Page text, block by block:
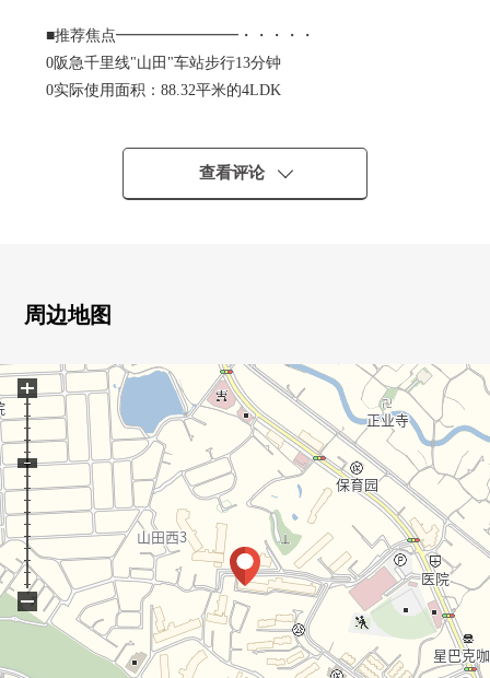
■推荐焦点━━━━━━━━・・・・・
0阪急千里线"山田"车站步行13分钟
0实际使用面积：88.32平米的4LDK
0包括LDK在内的4个房间面向阳台的亮的房型
0厨房旁边有储藏室，作为餐具室可活用
0上学到中小学在步行10分钟的范围以内放心
查看评论
周边地图
+
−